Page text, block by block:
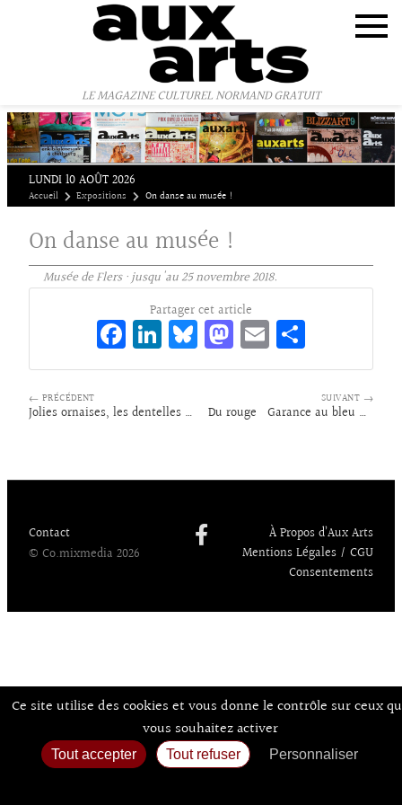
LE MAGAZINE CULTUREL NORMAND GRATUIT
LUNDI 10 AOÛT 2026
Accueil Expositions On danse au musée !
On danse au musée !
Musée de Flers · jusqu'au 25 novembre 2018.
Partager cet article
Fa
ce
o
Li
n
dI
Bl
ue
y
M
as
d
n
E
m
l
rt
ag
er
← PRÉCÉDENT
Jolies ornaises, les dentelles jumelles d’Alençon et d’Argentan
SUIVANT →
Du rouge Garance au bleu Horizon
Contact
© Co.mixmedia 2026
À Propos d’Aux Arts
Mentions Légales / CGU
Consentements
Panneau de gestion des cookies
Ce site utilise des cookies et vous donne le contrôle sur ceux
vous souhaitez activer
Tout accepter Tout refuser
Personnaliser